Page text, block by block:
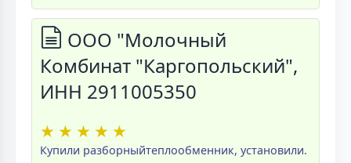
ООО "Молочный
Комбинат "Каргопольский",
ИНН 2911005350
★ ★ ★ ★ ★
Купили разборныйтеплообменник, установили.